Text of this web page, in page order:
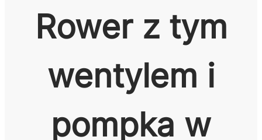
Rower z tym
wentylem i
pompka w